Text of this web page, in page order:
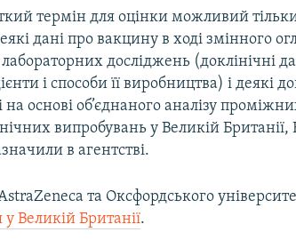
термін для оцінки можливий
дані про вакцину в ході змінного
досліджень (доклінічні
і способи її виробництва) і деякі
на основі об’єднаного аналізу
випробувань у Великій Британії,
в агентстві.
та Оксфордського
у Великій Британії.